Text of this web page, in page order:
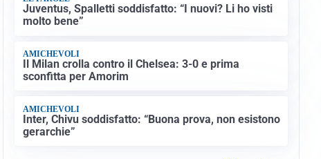
Juventus, Spalletti soddisfatto: “I nuovi? Li ho visti
molto bene”
AMICHEVOLI
Il Milan crolla contro il Chelsea: 3-0 e prima
sconfitta per Amorim
AMICHEVOLI
Inter, Chivu soddisfatto: “Buona prova, non esistono
gerarchie”